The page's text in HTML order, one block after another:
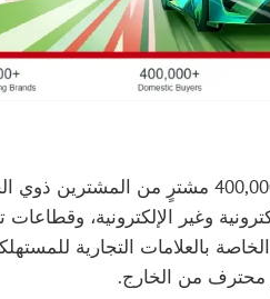
من المتوقع أن يشارك أكثر من 400,000
وغير الإلكترونية،